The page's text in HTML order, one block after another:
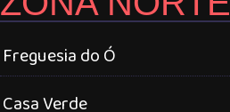
Freguesia do Ó
Casa Verde